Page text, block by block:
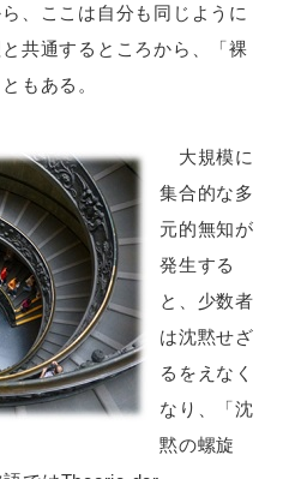
、ここは自分も同じように
共通するところから、「裸
もある。
大規模に
集合的な多
元的無知が
発生する
と、少数者
は沈黙せざ
るをえなく
なり、「沈
黙の螺旋